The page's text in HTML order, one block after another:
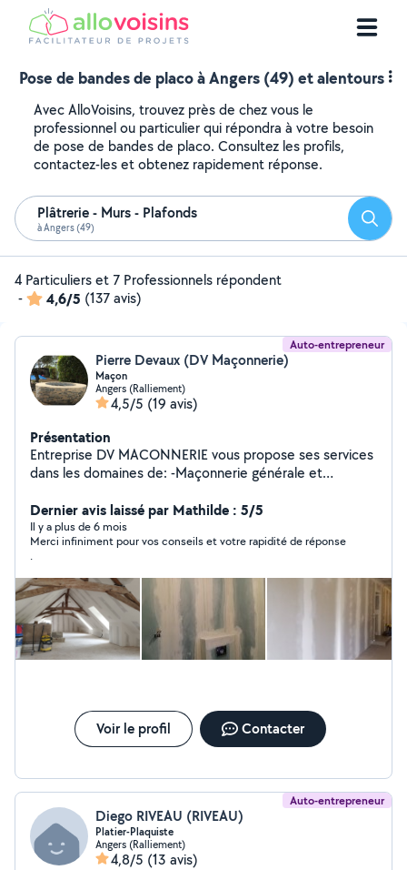
Pose de bandes de placo à Angers (49) et alentours
Avec AlloVoisins, trouvez près de chez vous le
professionnel ou particulier qui répondra à votre besoin
de pose de bandes de placo. Consultez les profils,
contactez-les et obtenez rapidement réponse.
Plâtrerie - Murs - Plafonds
à Angers (49)
4 Particuliers et 7 Professionnels répondent
-
4,6/5 (137 avis)
Auto-entrepreneur
Pierre Devaux (DV Maçonnerie)
Maçon
Angers (Ralliement)
4,5/5 (19 avis)
Présentation
Entreprise DV MACONNERIE vous propose ses services
dans les domaines de: -Maçonnerie générale et
Pose de placo-plâtre. -Pose de carrelage intérieur,
extérieur. -Entretien des façades demoussage et
nettoyage. Devis gratuit sur Angers et ses alentours.
Dernier avis laissé par Mathilde : 5/5
Il y a plus de 6 mois
Merci infiniment pour vos conseils et votre rapidité de réponse
.
Voir le profil Contacter
Auto-entrepreneur
Diego RIVEAU (RIVEAU)
Platier-Plaquiste
Angers (Ralliement)
4,8/5 (13 avis)